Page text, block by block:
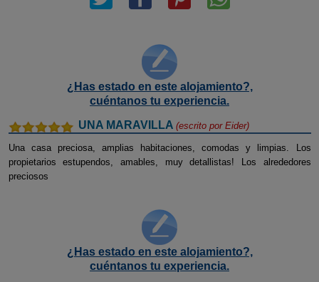
¿Has estado en este alojamiento?,
cuéntanos tu experiencia.
UNA MARAVILLA (escrito por Eider)
Una casa preciosa, amplias habitaciones, comodas y limpias. Los
propietarios estupendos, amables, muy detallistas! Los alrededores
preciosos
¿Has estado en este alojamiento?,
cuéntanos tu experiencia.